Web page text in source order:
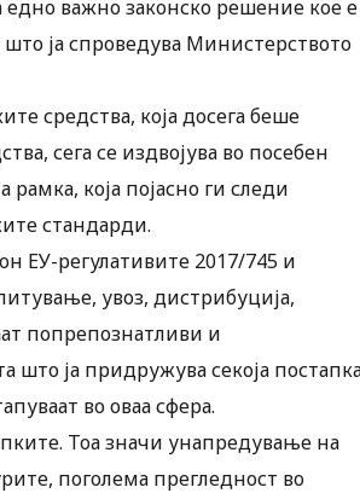
едно важно законско решение кое е
ја спроведува Министерството
средства, која досега беше
сега се издвојува во посебен
која појасно ги следи
стандарди.
ЕУ-регулативите 2017/745 и
увоз, дистрибуција,
попрепознатливи и
ја придружува секоја
во оваа сфера.
Тоа значи унапредување на
поголема прегледност во